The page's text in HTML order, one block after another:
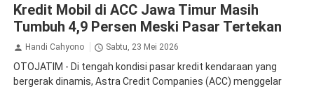
Kredit Mobil di ACC Jawa Timur Masih
Tumbuh 4,9 Persen Meski Pasar Tertekan
Handi Cahyono Sabtu, 23 Mei 2026
OTOJATIM - Di tengah kondisi pasar kredit kendaraan yang
bergerak dinamis, Astra Credit Companies (ACC) menggelar